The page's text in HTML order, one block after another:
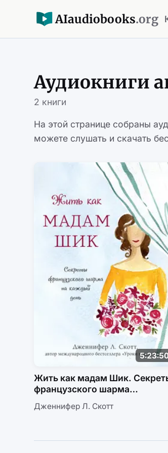
AIaudiobooks.org
Аудиокниги
2 книги
На этой странице собраны
можете слушать и скачать
Жить как мадам Шик.
французского шарма
Дженнифер Л. Скотт